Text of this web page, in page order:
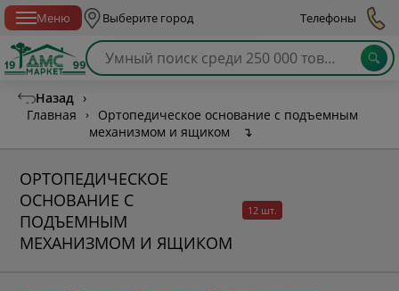
Меню Выберите город Телефоны
Назад ›
Главная
›
Ортопедическое основание с подъемным
механизмом и ящиком
↴
ОРТОПЕДИЧЕСКОЕ
ОСНОВАНИЕ С
ПОДЪЕМНЫМ
МЕХАНИЗМОМ И ЯЩИКОМ
12 шт.